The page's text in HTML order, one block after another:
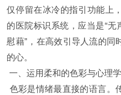
仅停留在冰冷的指引功能上
的医院标识系统，应当是“无
慰藉”，在高效引导人流的同
的心。
一、运用柔和的色彩与心理
色彩是情绪最直接的语言。